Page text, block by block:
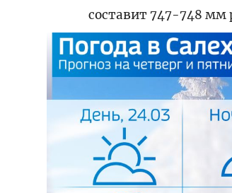
составит 747-748 мм